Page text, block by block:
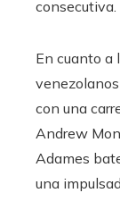
consecutiva.
En cuanto a
con una
Andrew
Adames
una